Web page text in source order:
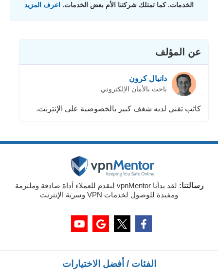
الخدمات. كما تمتلك شركتنا الأم بعض الخدمات. اعرف المزيد
عن المؤلف
دانيال كرون
باحث بالأمان الإلكتروني
كاتب تقني لديه شغف كبير بالخصوصية على الإنترنت.
رسالتنا:
لقد بدأنا vpnMentor لنقدم للعملاء أداة صادقة وملتزمة
ومفيدة للوصول لخدمات VPN وسرية الإنترنت
الفئات / أفضل الاختيارات